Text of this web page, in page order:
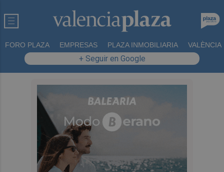
FORO PLAZA EMPRESAS PLAZA INMOBILIARIA VALÈNCIA
+ Seguir en Google